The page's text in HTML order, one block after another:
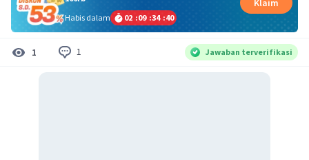
Habis dalam
02 :09 :34 :39
Klaim
1 1 Jawaban terverifikasi